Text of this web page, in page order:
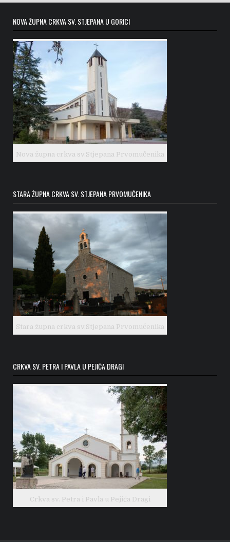
NOVA ŽUPNA CRKVA SV. STJEPANA U GORICI
Nova župna crkva sv.Stjepana Prvomučenika
STARA ŽUPNA CRKVA SV. STJEPANA PRVOMUČENIKA
Stara župna crkva sv.Stjepana Prvomučenika
CRKVA SV. PETRA I PAVLA U PEJIĆA DRAGI
Crkva sv. Petra i Pavla u Pejića Dragi